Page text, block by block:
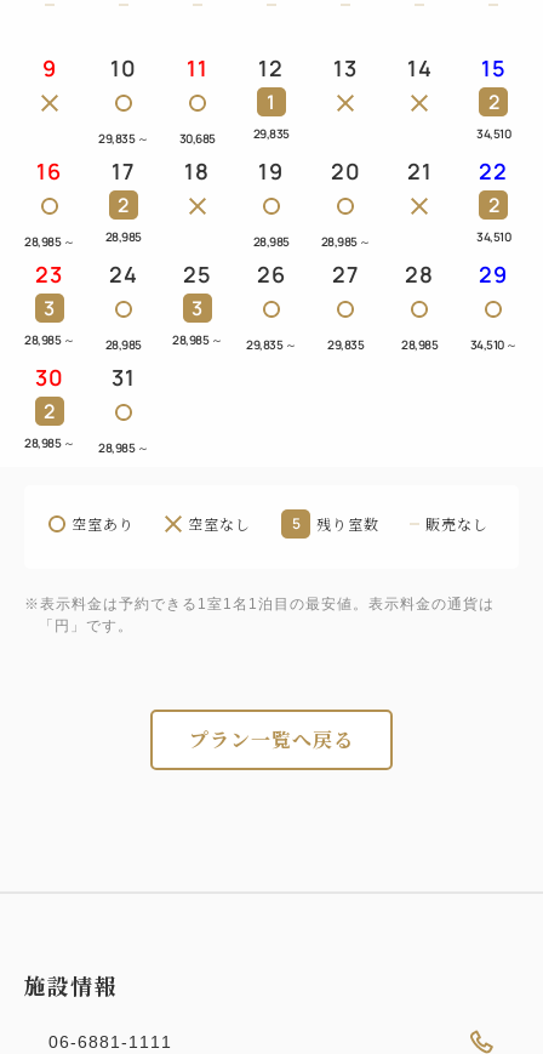
ください。
・「インペリアルフロア ラウンジ」利用
・館内直営レストラン 10%割引
・ホテルショップ（地下1階） 10%割引
・ランドリー10%割引
・地下駐車場無料（1泊1室につき1台） ※通常2,000
・会議室（1階）利用無料（1泊につき2時間） ※イン
ペリアルクラブ会員限定。
・フィットネスクラブ（プール・浴室・サウナ・スポ
※18歳未満のお客様はフィットネスクラブをご利用
※フィットネスクラブは毎月第3火曜日が休館日です
営業時間：11:00～21:30
アルコールやコーヒー・紅茶に合うスナック類と豊富
＜セルフサービス＞（11：00～21：30）
・スナック各種
9 10
29,835 ～
11
30,685
12
1
29,835
13 14 15
2
34,510
16
28,985 ～
17
2
28,985
18 19
28,985
20
28,985 ～
21 22
2
34,510
23
3
28,985 ～
24
28,985
25
3
28,985 ～
26
29,835 ～
27
29,835
28
28,985
29
34,510 ～
30
2
28,985 ～
31
28,985 ～
空室あり 空室なし 5 残り室数 販売なし
※表示料金は予約できる1室1名1泊目の最安値。表示料金の通貨は
「円」です。
プラン一覧へ戻る
施設情報
06-6881-1111